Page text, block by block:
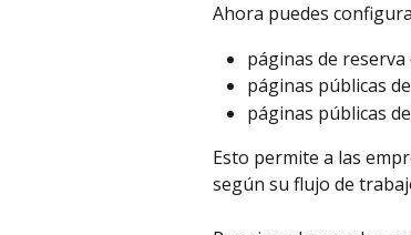
Ahora puedes
páginas de reserva
páginas públicas
páginas públicas
Esto permite a las
según su flujo de